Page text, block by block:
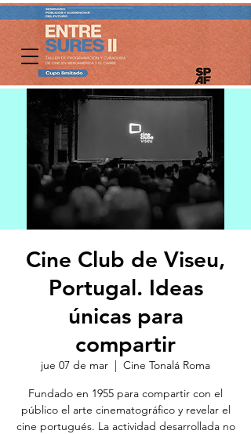
Cine Club de Viseu,
Portugal. Ideas
únicas para
compartir
jue 07 de mar
  |
Cine Tonalá Roma
Fundado en 1955 para compartir con el
público el arte cinematográfico y revelar el
cine portugués. La actividad desarrollada no